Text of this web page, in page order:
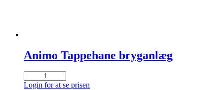
Animo Tappehane bryganlæg
Animo
Tappehane
Login for at se prisen